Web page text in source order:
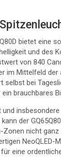
bietet eine
und des
von 840
im Mittelfeld der
selbst bei
brauchbares
insbesondere
der
Zonen nicht
NeoQLED-
eine